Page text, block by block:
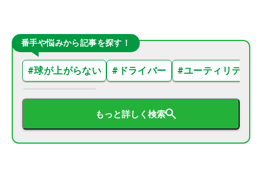
番手や悩みから記事を探す！
#球が上がらない # ドライバー #ユーティリティ
もっと詳しく検索